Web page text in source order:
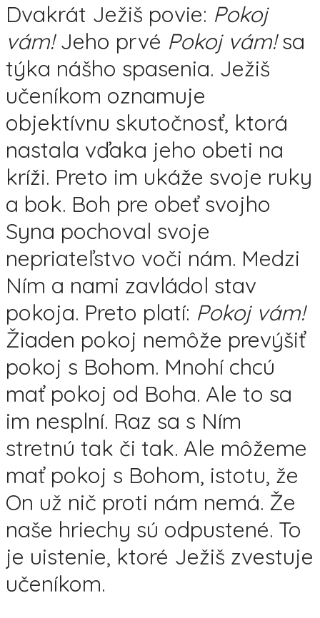
Dvakrát Ježiš povie: Pokoj
vám!Jeho prvé Pokoj vám!sa
týka nášho spasenia. Ježiš
učeníkom oznamuje
objektívnu skutočnosť, ktorá
nastala vďaka jeho obeti na
kríži. Preto im ukáže svoje ruky
a bok. Boh pre obeť svojho
Syna pochoval svoje
nepriateľstvo voči nám. Medzi
Ním a nami zavládol stav
pokoja. Preto platí: Pokoj vám!
Žiaden pokoj nemôže prevýšiť
pokoj s Bohom. Mnohí chcú
mať pokoj od Boha. Ale to sa
im nesplní. Raz sa s Ním
stretnú tak či tak. Ale môžeme
mať pokoj s Bohom, istotu, že
On už nič proti nám nemá. Že
naše hriechy sú odpustené. To
je uistenie, ktoré Ježiš zvestuje
učeníkom.